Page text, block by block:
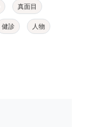
真面目
健診 人物